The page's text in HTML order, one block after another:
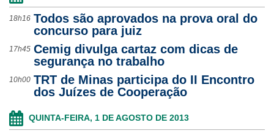
18h16 Todos são aprovados na prova oral do
concurso para juiz
17h45 Cemig divulga cartaz com dicas de
segurança no trabalho
10h00 TRT de Minas participa do II Encontro
dos Juízes de Cooperação
QUINTA-FEIRA, 1 DE AGOSTO DE 2013